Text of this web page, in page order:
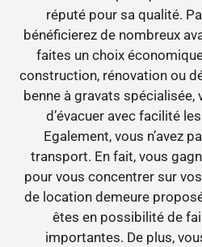
réputé pour sa qualité.
bénéficierez de nombreux
faites un choix
construction, rénovation ou
benne à gravats
d’évacuer avec facilité
Egalement, vous n’avez
transport. En fait, vous
pour vous concentrer sur
de location demeure
êtes en possibilité de
importantes. De plus,